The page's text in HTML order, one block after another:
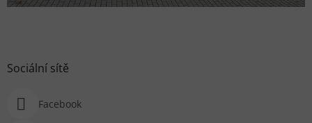
Sociální sítě
Facebook